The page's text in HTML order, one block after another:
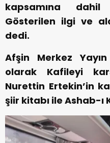
kapsamına dahil
Gösterilen ilgi ve
dedi.
Afşin Merkez
olarak Kafileyi
Nurettin Ertekin’in
şiir kitabı ile Ashab-ı